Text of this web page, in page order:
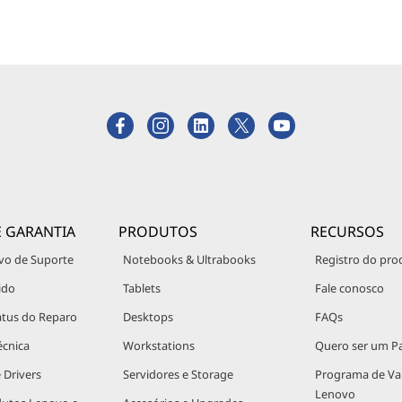
GARANTIA
de Suporte
do Reparo
PRODUTOS
Notebooks & Ultrabooks
Tablets
Desktops
Workstations
Servidores e Storage
RECURSOS
Registro do
Fale conosco
FAQs
Quero ser um
Programa de
Lenovo